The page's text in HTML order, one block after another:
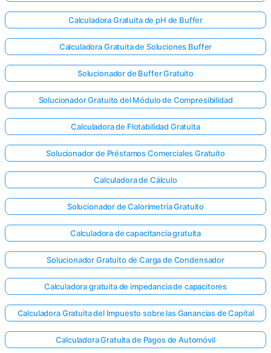
Calculadora Gratuita de pH de Buffer
Calculadora Gratuita de Soluciones Buffer
Solucionador de Buffer Gratuito
Solucionador Gratuito del Módulo de Compresibilidad
Calculadora de Flotabilidad Gratuita
Solucionador de Préstamos Comerciales Gratuito
Calculadora de Cálculo
Solucionador de Calorimetría Gratuito
Calculadora de capacitancia gratuita
Solucionador Gratuito de Carga de Condensador
Calculadora gratuita de impedancia de capacitores
Calculadora Gratuita del Impuesto sobre las Ganancias de Capital
Calculadora Gratuita de Pagos de Automóvil